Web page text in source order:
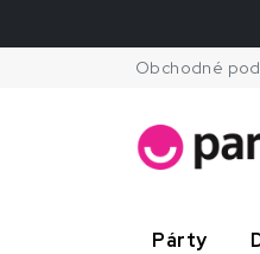
Obchodné
Párty